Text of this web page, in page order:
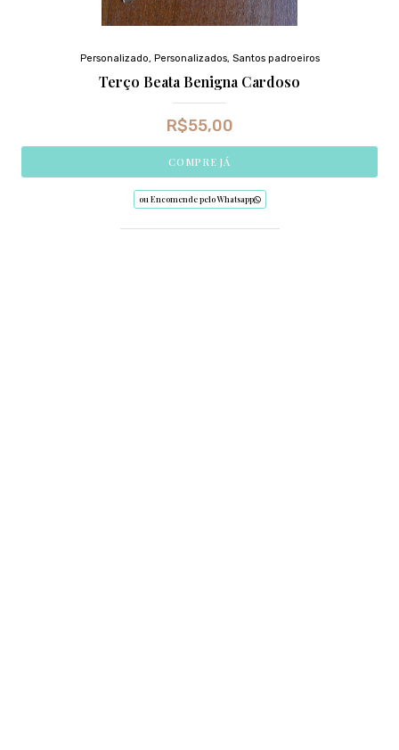
Personalizado, Personalizados, Santos padroeiros
Terço Beata Benigna Cardoso
R$55,00
COMPRE JÁ
ou Encomende pelo Whatsapp